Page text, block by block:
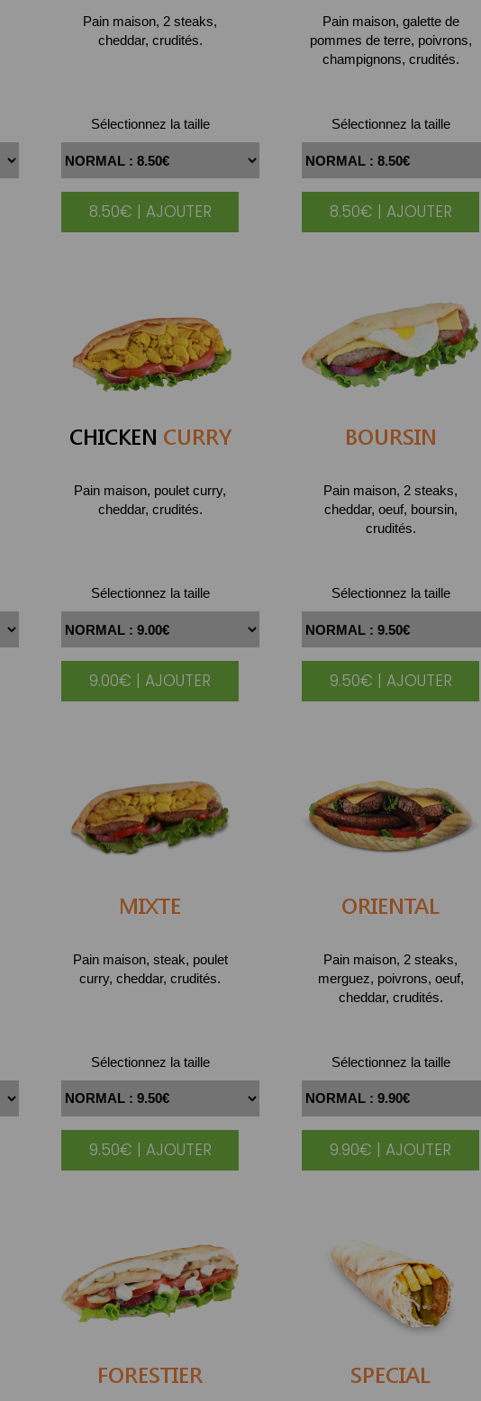
Pain maison, 2 steaks,
cheddar, crudités.
Sélectionnez la taille
8.50€ | AJOUTER
Pain maison, galette de
pommes de terre, poivrons,
champignons, crudités.
Sélectionnez la taille
8.50€ | AJOUTER
CHICKEN CURRY
Pain maison, poulet curry,
cheddar, crudités.
Sélectionnez la taille
9.00€ | AJOUTER
BOURSIN
Pain maison, 2 steaks,
cheddar, oeuf, boursin,
crudités.
Sélectionnez la taille
9.50€ | AJOUTER
MIXTE
Pain maison, steak, poulet
curry, cheddar, crudités.
Sélectionnez la taille
9.50€ | AJOUTER
ORIENTAL
Pain maison, 2 steaks,
merguez, poivrons, oeuf,
cheddar, crudités.
Sélectionnez la taille
9.90€ | AJOUTER
FORESTIER SPECIAL